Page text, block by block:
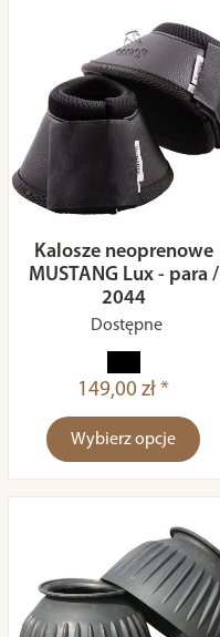
Kalosze neoprenowe
MUSTANG Lux - para /
2044
Dostępne
149,00 zł *
Wybierz opcje